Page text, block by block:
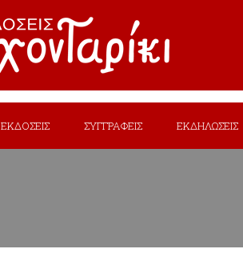
ΕΚΔΟΣΕΙΣ ΣΥΓΓΡΑΦΕΙΣ ΕΚΔΗΛΩΣΕΙΣ